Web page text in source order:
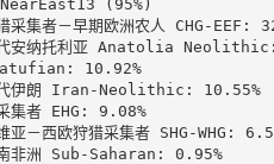
(95%)
采集者－早期欧洲农人 CHG-EEF:
代安纳托利亚 Anatolia
10.92%
代伊朗 Iran-Neolithic: 10.55%
集者 EHG: 9.08%
亚－西欧狩猎采集者 SHG-WHG:
非洲 Sub-Saharan: 0.95%